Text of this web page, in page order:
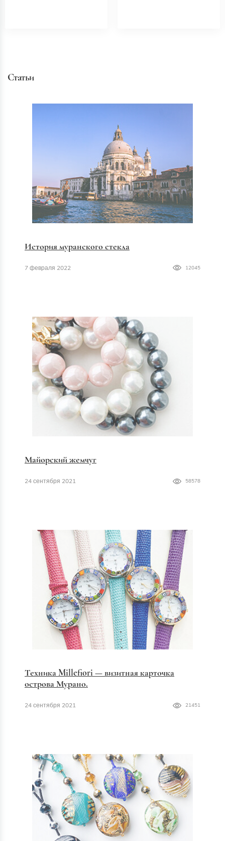
Статьи
История муранского стекла
7 февраля 2022 12045
Майорский жемчуг
24 сентября 2021 58578
Техника Millefiori — визитная карточка
острова Мурано.
24 сентября 2021 21451